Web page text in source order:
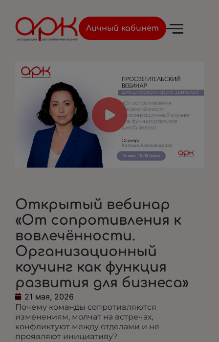
Личный кабинет
Открытый вебинар
«От сопротивления к
вовлечённости.
Организационный
коучинг как функция
развития для бизнеса»
21 мая, 2026
Почему команды сопротивляются
изменениям, молчат на встречах,
конфликтуют между отделами и не
проявляют инициативу?